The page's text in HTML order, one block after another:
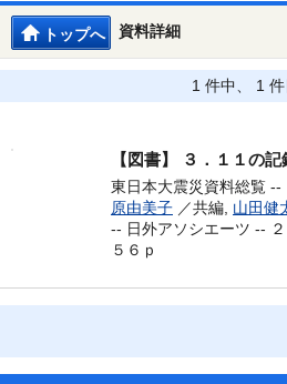
資料詳細
トップへ
1 件中、 1 件
【図書】 ３．１１の
東日本大震災資料総覧 --
原由美子 ／共編, 山田健
-- 日外アソシエーツ --
５６ｐ